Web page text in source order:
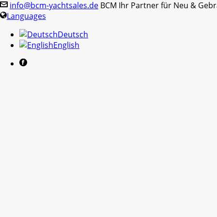
info@bcm-yachtsales.de BCM Ihr Partner für Neu &
Languages
Deutsch
English